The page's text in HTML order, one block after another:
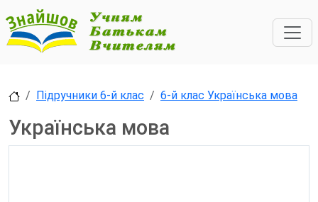
Підручники 6-й клас 6-й клас Українська мова
Українська мова